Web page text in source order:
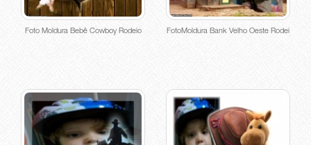
Foto Moldura Bebê Cowboy Rodeio FotoMoldura Bank Velho Oeste Rodeio